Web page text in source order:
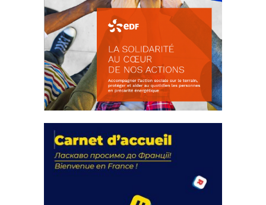
actions
18 septembre 2023
FEUILLETER